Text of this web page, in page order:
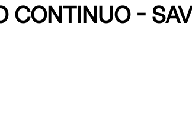
CONTINUO -